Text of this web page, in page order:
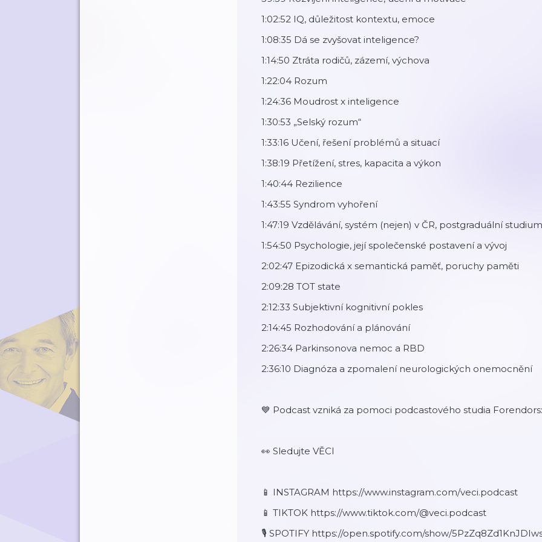
1:02:52 IQ, důležitost kontextu, emoce
1:08:35 Dá se zvyšovat inteligence?
1:14:50 Ztráta rodičů, zázemí, výchova
1:22:04 Rozum
1:24:36 Moudrost x inteligence
1:30:53 „Selský rozum“
1:33:16 Učení, řešení problémů a situací
1:38:19 Přetížení, stres, kapacita a výkon
1:40:44 Rezilience
1:43:55 Syndrom vyhoření
1:47:19 Vzdělávání, systém (nejen) v ČR, postgraduální studium
1:54:50 Psychologie, její společenské postavení a vývoj
2:02:47 Epizodická x semantická paměť, poruchy paměti
2:09:28 TOT state
2:12:33 Subjektivní kognitivní pokles
2:14:45 Rozhodování a plánování
2:26:34 Parkinsonova nemoc a RBD
2:36:10 Diagnóza a zpomalení neurologických onemocnění
💙 Podcast vzniká za pomoci podcastového studia
👀 Sledujte VĚCI
⁠📱 INSTAGRAM ⁠https://www.instagram.com/veci.podcast⁠
⁠⁠📱 TIKTOK https://www.tiktok.com/@veci.podcast⁠
🎙️ SPOTIFY https://open.spotify.com/show/